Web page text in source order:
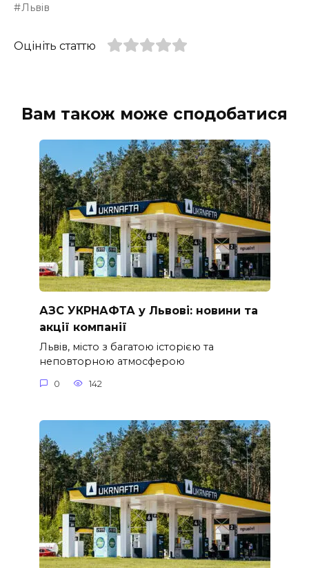
Львів
Оцініть статтю
Вам також може сподобатися
АЗС УКРНАФТА у Львові: новини та
акції компанії
Львів, місто з багатою історією та
неповторною атмосферою
0 142